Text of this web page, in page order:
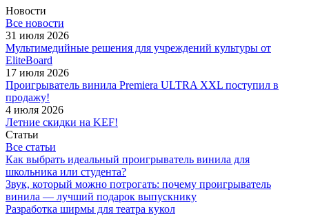
Новости
Все новости
31 июля 2026
Мультимедийные решения для учреждений культуры от
EliteBoard
17 июля 2026
Проигрыватель винила Premiera ULTRA XXL поступил в
продажу!
4 июля 2026
Летние скидки на KEF!
Статьи
Все статьи
Как выбрать идеальный проигрыватель винила для
школьника или студента?
Звук, который можно потрогать: почему проигрыватель
винила — лучший подарок выпускнику
Разработка ширмы для театра кукол